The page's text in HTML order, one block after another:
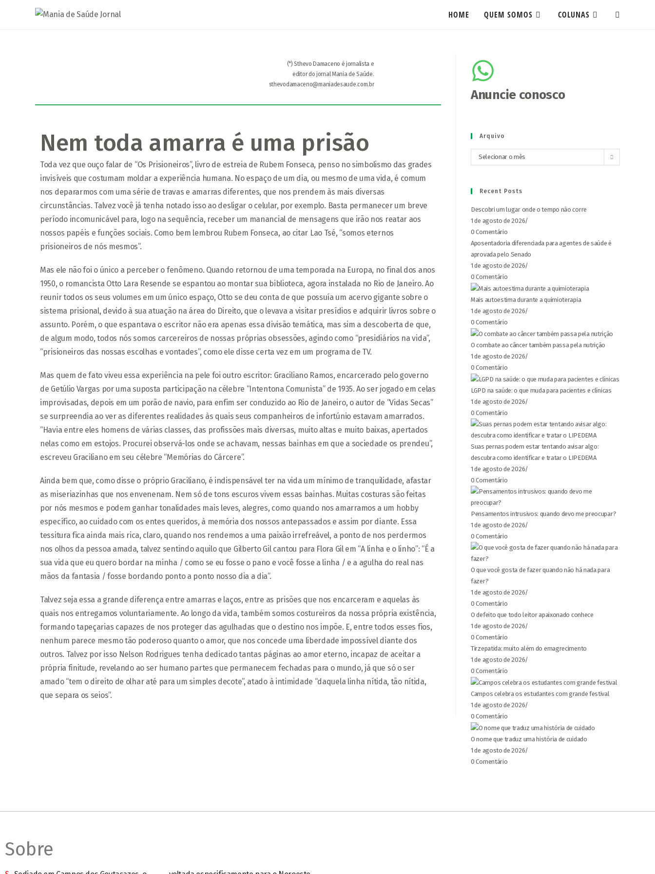
HOME QUEM SOMOS COLUNAS
(*) Sthevo Damaceno é jornalista e
editor do jornal Mania de Saúde.
sthevodamaceno@maniadesaude.com.br
Nem toda amarra é uma prisão
Toda vez que ouço falar de “Os Prisioneiros”, livro de estreia de Rubem Fonseca, penso no simbolismo das grades
invisíveis que costumam moldar a experiência humana. No espaço de um dia, ou mesmo de uma vida, é comum
nos depararmos com uma série de travas e amarras diferentes, que nos prendem às mais diversas
circunstâncias. Talvez você já tenha notado isso ao desligar o celular, por exemplo. Basta permanecer um breve
período incomunicável para, logo na sequência, receber um manancial de mensagens que irão nos reatar aos
nossos papéis e funções sociais. Como bem lembrou Rubem Fonseca, ao citar Lao Tsé, “somos eternos
prisioneiros de nós mesmos”.
Mas ele não foi o único a perceber o fenômeno. Quando retornou de uma temporada na Europa, no final dos anos
1950, o romancista Otto Lara Resende se espantou ao montar sua biblioteca, agora instalada no Rio de Janeiro. Ao
reunir todos os seus volumes em um único espaço, Otto se deu conta de que possuía um acervo gigante sobre o
sistema prisional, devido à sua atuação na área do Direito, que o levava a visitar presídios e adquirir livros sobre o
assunto. Porém, o que espantava o escritor não era apenas essa divisão temática, mas sim a descoberta de que,
de algum modo, todos nós somos carcereiros de nossas próprias obsessões, agindo como “presidiários na vida”,
“prisioneiros das nossas escolhas e vontades”, como ele disse certa vez em um programa de TV.
Mas quem de fato viveu essa experiência na pele foi outro escritor: Graciliano Ramos, encarcerado pelo governo
de Getúlio Vargas por uma suposta participação na célebre “Intentona Comunista” de 1935. Ao ser jogado em celas
improvisadas, depois em um porão de navio, para enfim ser conduzido ao Rio de Janeiro, o autor de “Vidas Secas”
se surpreendia ao ver as diferentes realidades às quais seus companheiros de infortúnio estavam amarrados.
“Havia entre eles homens de várias classes, das profissões mais diversas, muito altas e muito baixas, apertados
nelas como em estojos. Procurei observá-los onde se achavam, nessas bainhas em que a sociedade os prendeu”,
escreveu Graciliano em seu célebre “Memórias do Cárcere”.
Ainda bem que, como disse o próprio Graciliano, é indispensável ter na vida um mínimo de tranquilidade, afastar
as miseriazinhas que nos envenenam. Nem só de tons escuros vivem essas bainhas. Muitas costuras são feitas
por nós mesmos e podem ganhar tonalidades mais leves, alegres, como quando nos amarramos a um hobby
específico, ao cuidado com os entes queridos, à memória dos nossos antepassados e assim por diante. Essa
tessitura fica ainda mais rica, claro, quando nos rendemos a uma paixão irrefreável, a ponto de nos perdermos
nos olhos da pessoa amada, talvez sentindo aquilo que Gilberto Gil cantou para Flora Gil em “A linha e o linho”: “É a
sua vida que eu quero bordar na minha / como se eu fosse o pano e você fosse a linha / e a agulha do real nas
mãos da fantasia / fosse bordando ponto a ponto nosso dia a dia”.
Talvez seja essa a grande diferença entre amarras e laços, entre as prisões que nos encarceram e aquelas às
quais nos entregamos voluntariamente. Ao longo da vida, também somos costureiros da nossa própria existência,
formando tapeçarias capazes de nos proteger das agulhadas que o destino nos impõe. E, entre todos esses fios,
nenhum parece mesmo tão poderoso quanto o amor, que nos concede uma liberdade impossível diante dos
outros. Talvez por isso Nelson Rodrigues tenha dedicado tantas páginas ao amor eterno, incapaz de aceitar a
própria finitude, revelando ao ser humano partes que permanecem fechadas para o mundo, já que só o ser
amado “tem o direito de olhar até para um simples decote”, atado à intimidade “daquela linha nítida, tão nítida,
que separa os seios”.
Anuncie conosco
Arquivo
Selecionar o mês
Recent Posts
Descobri um lugar onde o tempo não corre
1 de agosto de 2026/
0 Comentário
Aposentadoria diferenciada para agentes de saúde é
aprovada pelo Senado
1 de agosto de 2026/
0 Comentário
Mais autoestima durante a quimioterapia
1 de agosto de 2026/
0 Comentário
O combate ao câncer também passa pela nutrição
1 de agosto de 2026/
0 Comentário
LGPD na saúde: o que muda para pacientes e clínicas
1 de agosto de 2026/
0 Comentário
Suas pernas podem estar tentando avisar algo:
descubra como identificar e tratar o LIPEDEMA
1 de agosto de 2026/
0 Comentário
Pensamentos intrusivos: quando devo me preocupar?
1 de agosto de 2026/
0 Comentário
O que você gosta de fazer quando não há nada para
fazer?
1 de agosto de 2026/
0 Comentário
O defeito que todo leitor apaixonado conhece
1 de agosto de 2026/
0 Comentário
Tirzepatida: muito além do emagrecimento
1 de agosto de 2026/
0 Comentário
Campos celebra os estudantes com grande festival
1 de agosto de 2026/
0 Comentário
O nome que traduz uma história de cuidado
1 de agosto de 2026/
0 Comentário
Sobre